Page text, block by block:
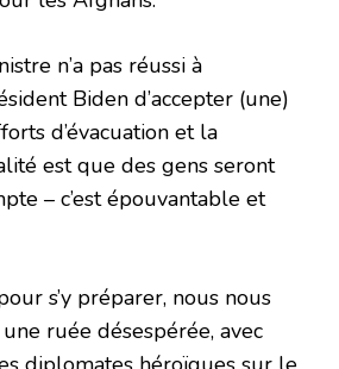
n’a pas réussi à
Biden d’accepter (une)
d’évacuation et la
est que des gens seront
– c’est épouvantable et
s’y préparer, nous nous
ruée désespérée, avec